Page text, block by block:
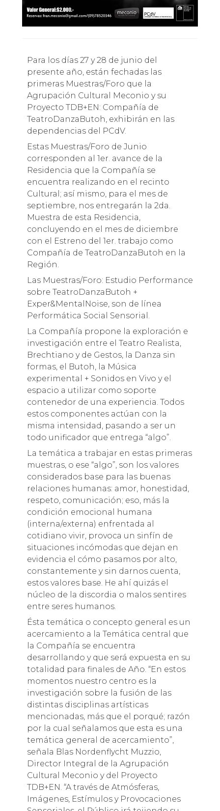
Para los días 27 y 28 de junio del
presente año, están fechadas las
primeras Muestras/Foro que la
Agrupación Cultural Meconio y su
Proyecto TDB+EN: Compañía de
TeatroDanzaButoh, exhibirán en las
dependencias del PCdV.
Estas Muestras/Foro de Junio
corresponden al 1er. avance de la
Residencia que la Compañía se
encuentra realizando en el recinto
Cultural; así mismo, para el mes de
septiembre, nos entregarán la 2da.
Muestra de esta Residencia,
concluyendo en el mes de diciembre
con el Estreno del 1er. trabajo como
Compañía de TeatroDanzaButoh en la
Región.
Las Muestras/Foro: Estudio Performance
sobre TeatroDanzaButoh +
Exper&MentalNoise, son de línea
Performática Social Sensorial.
La Compañía propone la exploración e
investigación entre el Teatro Realista,
Brechtiano y de Gestos, la Danza sin
formas, el Butoh, la Música
experimental + Sonidos en Vivo y el
espacio a utilizar como soporte
contenedor de una experiencia. Todos
estos componentes actúan con la
misma intensidad, pasando a ser un
todo unificador que entrega “algo”.
La temática a trabajar en estas primeras
muestras, o ese “algo”, son los valores
considerados base para las buenas
relaciones humanas: amor, honestidad,
respeto, comunicación; eso, más la
condición emocional humana
(interna/externa) enfrentada al
cotidiano vivir, provoca un sinfín de
situaciones incómodas que dejan en
evidencia el cómo pasamos por alto,
constantemente y sin darnos cuenta,
estos valores base. He ahí quizás el
núcleo de la discordia o malos sentires
entre seres humanos.
Ésta temática o concepto general es un
acercamiento a la Temática central que
la Compañía se encuentra
desarrollando y que será expuesta en su
totalidad para finales de Año. “En estos
momentos nuestro centro es la
investigación sobre la fusión de las
distintas disciplinas artísticas
mencionadas, más que el porqué; razón
por la cual señalamos que esta es una
temática general de acercamiento”,
señala Blas Nordenflycht Muzzio,
Director Integral de la Agrupación
Cultural Meconio y del Proyecto
TDB+EN. “A través de Atmósferas,
Imágenes, Estímulos y Provocaciones